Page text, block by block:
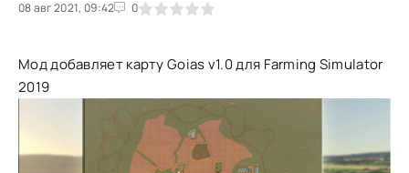
08 авг 2021, 09:42 0
1 2 3 4 5
Мод добавляет карту Goias v1.0 для Farming Simulator
2019